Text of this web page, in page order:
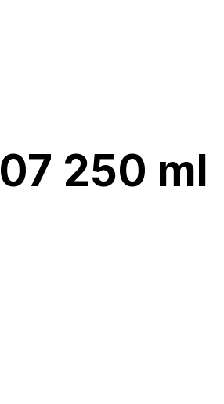
250 ml